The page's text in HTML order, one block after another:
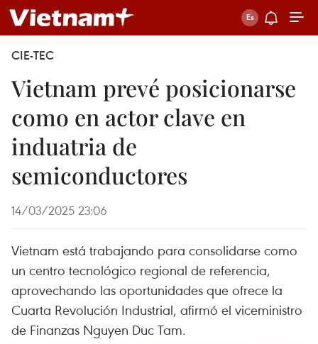
CIE-TEC
Vietnam prevé posicionarse
como en actor clave en
induatria de
semiconductores
14/03/2025 23:06
Vietnam está trabajando para consolidarse como
un centro tecnológico regional de referencia,
aprovechando las oportunidades que ofrece la
Cuarta Revolución Industrial, afirmó el viceministro
de Finanzas Nguyen Duc Tam.